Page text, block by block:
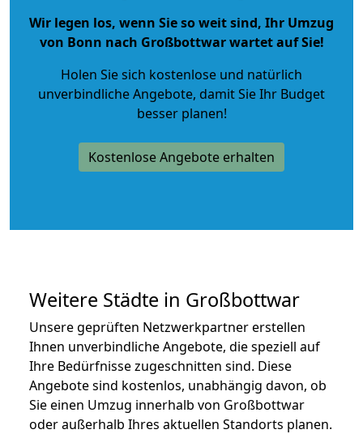
Wir legen los, wenn Sie so weit sind, Ihr Umzug
von Bonn nach Großbottwar wartet auf Sie!
Holen Sie sich kostenlose und natürlich
unverbindliche Angebote, damit Sie Ihr Budget
besser planen!
Kostenlose Angebote erhalten
Weitere Städte in Großbottwar
Unsere geprüften Netzwerkpartner erstellen
Ihnen unverbindliche Angebote, die speziell auf
Ihre Bedürfnisse zugeschnitten sind. Diese
Angebote sind kostenlos, unabhängig davon, ob
Sie einen Umzug innerhalb von Großbottwar
oder außerhalb Ihres aktuellen Standorts planen.